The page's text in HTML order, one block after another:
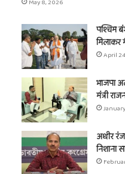
May 8, 2026
पश्चिम
मिलाकर
April
भाजपा
मंत्री
अधीर
निशाना